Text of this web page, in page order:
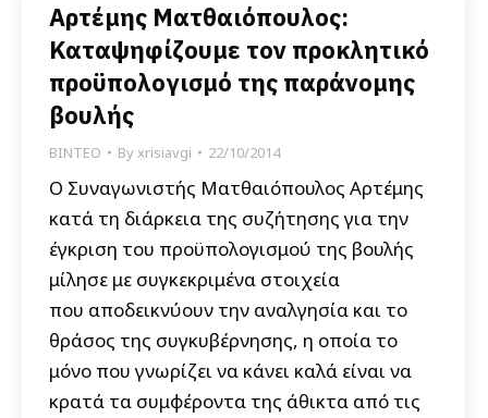
Aρτέμης Ματθαιόπουλος:
Καταψηφίζουμε τον προκλητικό
προϋπολογισμό της παράνομης
βουλής
ΒΙΝΤΕΟ Byxrisiavgi 22/10/2014
Ο Συναγωνιστής Ματθαιόπουλος Αρτέμης
κατά τη διάρκεια της συζήτησης για την
έγκριση του προϋπολογισμού της βουλής
μίλησε με συγκεκριμένα στοιχεία
που αποδεικνύουν την αναλγησία και το
θράσος της συγκυβέρνησης, η οποία το
μόνο που γνωρίζει να κάνει καλά είναι να
κρατά τα συμφέροντα της άθικτα από τις